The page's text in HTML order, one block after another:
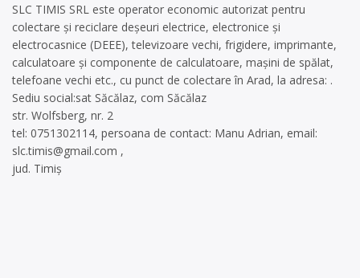
SLC TIMIS SRL este operator economic autorizat pentru
colectare și reciclare deșeuri electrice, electronice și
electrocasnice (DEEE), televizoare vechi, frigidere, imprimante,
calculatoare și componente de calculatoare, mașini de spălat,
telefoane vechi etc., cu punct de colectare în Arad, la adresa: .
Sediu social:sat Săcălaz, com Săcălaz
str. Wolfsberg, nr. 2
tel: 0751302114, persoana de contact: Manu Adrian, email:
slc.timis@gmail.com ,
jud. Timiș